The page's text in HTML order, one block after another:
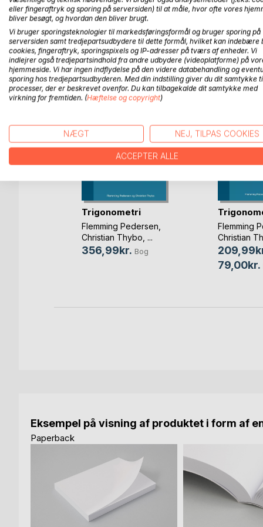
cirkler, parabler, ellipser og hyperbler). Vi beviser
FLERE TITLER HOS
Trigonometri
Flemming Pedersen
Christian Thybo , ...
356,99kr. Bog
Flemming
Christian
79,00kr.
Eksempel på visning af produktet i form af
Paperback
eller fingeraftryk og sporing på serversiden) til at måle, hvor ofte vores
bliver besøgt, og hvordan den bliver brugt.
Vi bruger sporingsteknologier til markedsføringsformål og bruger sporing på
serversiden samt tredjepartsudbydere til dette formål, hvilket kan indebære
cookies, fingeraftryk, sporingspixels og IP-adresser på tværs af enheder. Vi
indlejrer også tredjepartsindhold fra andre udbydere (videoplatforme) på
hjemmeside. Vi har ingen indflydelse på den videre databehandling og
sporing hos tredjepartsudbyderen. Med din indstilling giver du dit samtykke
processer, der er beskrevet ovenfor. Du kan tilbagekalde dit samtykke med
virkning for fremtiden. (Hæftelse og copyright)
NÆGT NEJ, TILPAS COOKIES
ACCEPTER ALLE